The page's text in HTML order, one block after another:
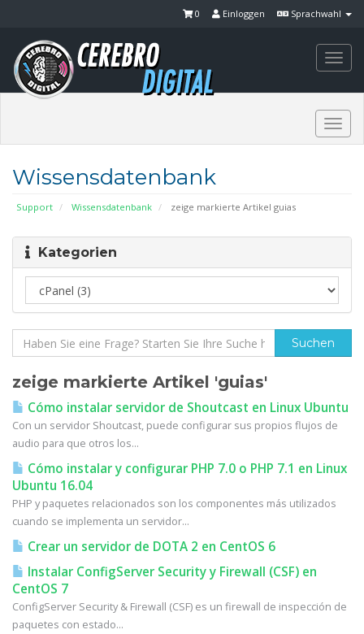
Sprachwahl
Einloggen
0
Wissensdatenbank
Support Wissensdatenbank zeige markierte Artikel guias
Kategorien
zeige markierte Artikel 'guias'
Cómo instalar servidor de Shoutcast en Linux Ubuntu
Con un servidor Shoutcast, puede configurar sus propios flujos de
audio para que otros los...
Cómo instalar y configurar PHP 7.0 o PHP 7.1 en Linux
Ubuntu 16.04
PHP y paquetes relacionados son los componentes más utilizados
cuando se implementa un servidor...
Crear un servidor de DOTA 2 en CentOS 6
Instalar ConfigServer Security y Firewall (CSF) en
CentOS 7
ConfigServer Security & Firewall (CSF) es un firewall de inspección de
paquetes con estado...